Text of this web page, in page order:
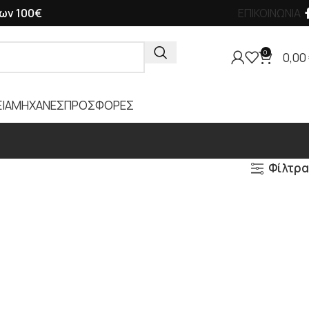
100€ ΕΠΙΚΟΙΝΩΝΙΑ
0 0,00
ΜΗΧΑΝΕΣΠΡΟΣΦΟΡΕΣ
Φίλτρα